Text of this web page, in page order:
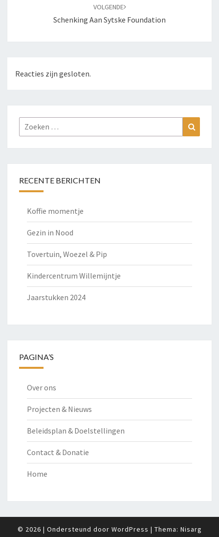
VOLGENDE
Schenking Aan Sytske Foundation
Reacties zijn gesloten.
Zoeken
naar:
RECENTE BERICHTEN
Koffie momentje
Gezin in Nood
Tovertuin, Woezel & Pip
Kindercentrum Willemijntje
Jaarstukken 2024
PAGINA’S
Over ons
Projecten & Nieuws
Beleidsplan & Doelstellingen
Contact & Donatie
Home
© 2026 | Ondersteund door WordPress | Thema: Nisarg